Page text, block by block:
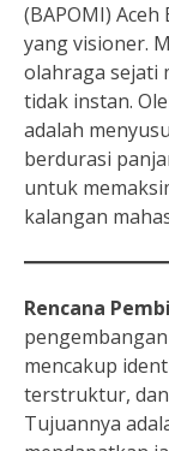
(BAPOMI)
yang visioner.
olahraga sejati
tidak instan.
adalah
berdurasi
untuk
kalangan
Rencana
mencakup
terstruktur,
Tujuannya